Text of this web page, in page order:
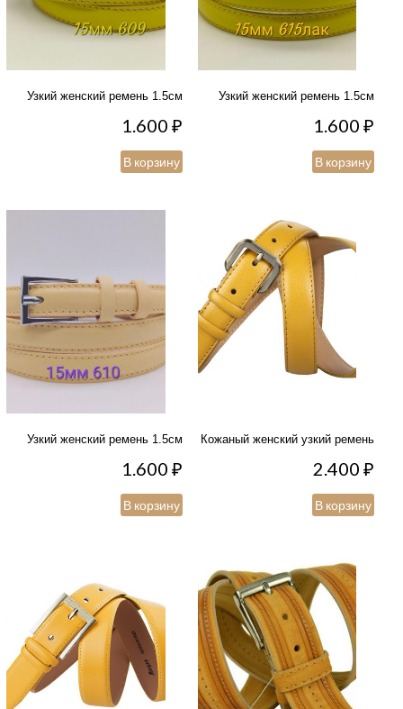
Узкий женский ремень 1.5см
1.600₽
В корзину
Узкий женский ремень 1.5см
1.600₽
В корзину
Узкий женский ремень 1.5см
1.600₽
В корзину
Кожаный женский узкий ремень
2.400₽
В корзину